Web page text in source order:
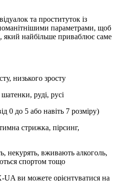
та проституток із
параметрами, щоб
який найбільше приваблює саме
низького зросту
руді, русі
0 до 5 або навіть 7 розміру)
стрижка, пірсинг,
некурять, вживають алкоголь,
спортом тощо
ви можете орієнтуватися на